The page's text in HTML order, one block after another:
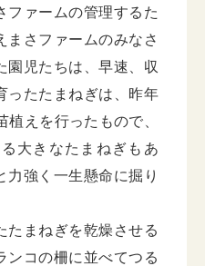
ファームの管理するた
まさファームのみなさ
園児たちは、早速、収
ったたまねぎは、昨年
えを行ったもので、
大きなたまねぎもあ
力強く一生懸命に掘り
まねぎを乾燥させる
ンコの柵に並べてつる